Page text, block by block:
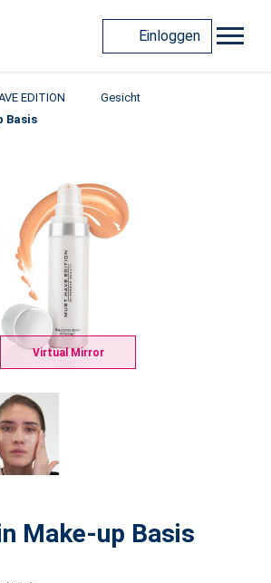
Einloggen
EDITION
Gesicht
Basis
Virtual Mirror
Make-up Basis